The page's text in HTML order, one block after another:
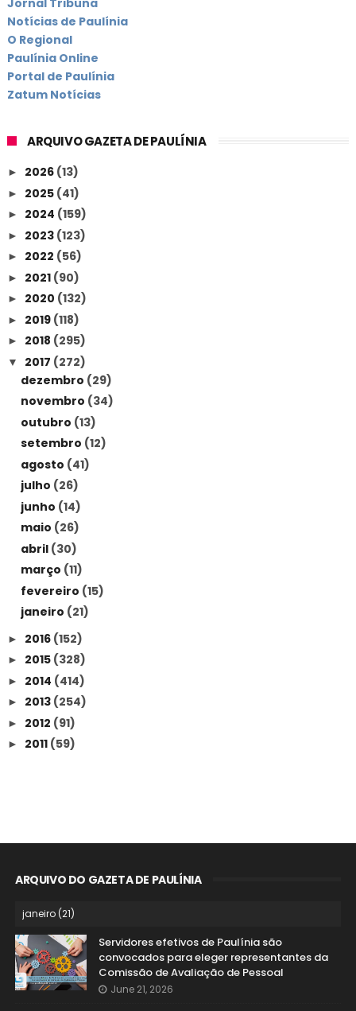
Jornal Tribuna
Notícias de Paulínia
O Regional
Paulínia Online
Portal de Paulínia
Zatum Notícias
ARQUIVO GAZETA DE PAULÍNIA
► 2026 (13)
► 2025 (41)
► 2024 (159)
► 2023 (123)
► 2022 (56)
► 2021 (90)
► 2020 (132)
► 2019 (118)
► 2018 (295)
▼ 2017 (272)
dezembro (29)
novembro (34)
outubro (13)
setembro (12)
agosto (41)
julho (26)
junho (14)
maio (26)
abril (30)
março (11)
fevereiro (15)
janeiro (21)
► 2016 (152)
► 2015 (328)
► 2014 (414)
► 2013 (254)
► 2012 (91)
► 2011 (59)
ARQUIVO DO GAZETA DE PAULÍNIA
Servidores efetivos de Paulínia são
convocados para eleger representantes da
Comissão de Avaliação de Pessoal
June 21, 2026